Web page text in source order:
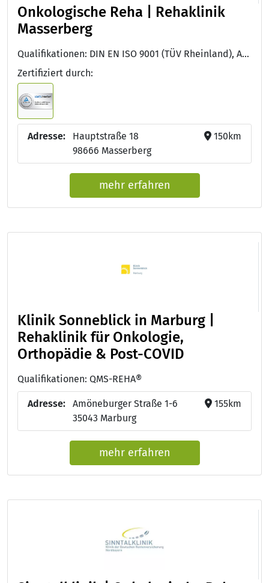
Onkologische Reha | Rehaklinik
Masserberg
Qualifikationen: DIN EN ISO 9001 (TÜV Rheinland), Approbation als Arzt/Ärztin, Facharzt/Fachärztin für Innere Medizin und Hämatologie und Onkologie
Zertifiziert durch:
Adresse:
Hauptstraße 18
98666 Masserberg
150km
mehr erfahren
Klinik Sonneblick in Marburg |
Rehaklinik für Onkologie,
Orthopädie & Post-COVID
Qualifikationen: QMS-REHA®
Adresse:
Amöneburger Straße 1-6
35043 Marburg
155km
mehr erfahren